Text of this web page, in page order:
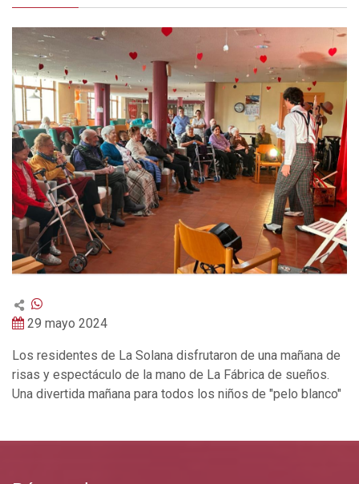
29 mayo 2024
Los residentes de La Solana disfrutaron de una mañana de
risas y espectáculo de la mano de La Fábrica de sueños.
Una divertida mañana para todos los niños de "pelo blanco"